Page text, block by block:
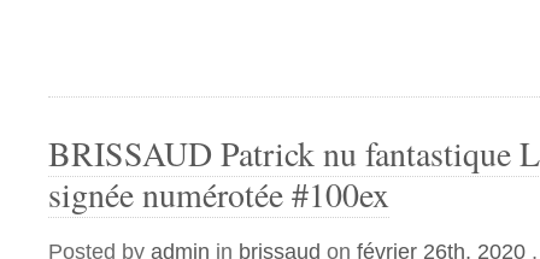
BRISSAUD Patrick nu fantastique
signée numérotée #100ex
Posted by admin in brissaud on février 26th, 2020